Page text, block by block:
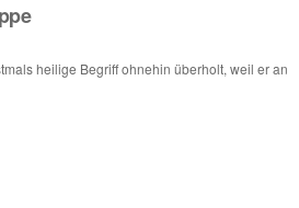
heilige Begriff ohnehin überholt, weil er an